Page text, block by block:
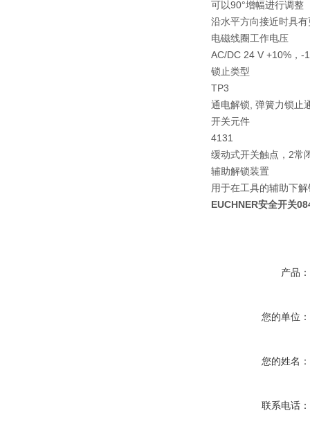
可以90°增幅进行调整
沿水平方向接近时具
电磁线圈工作电压
AC/DC 24 V +10%，-
锁止类型
TP3
通电解锁, 弹簧力锁止
开关元件
4131
缓动式开关触点，2常
辅助解锁装置
用于在工具的辅助下
EUCHNER安全开关
产品：
您的单位：
您的姓名：
联系电话：